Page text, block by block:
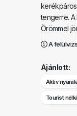
tengerre. A
Örömmel
A
Ajánlott:
Aktív
Tourist